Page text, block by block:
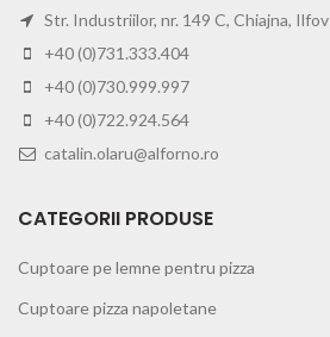
Str. Industriilor, nr. 149 C, Chiajna, Ilfov
+40 (0)731.333.404
+40 (0)730.999.997
+40 (0)722.924.564
catalin.olaru@alforno.ro
CATEGORII PRODUSE
Cuptoare pe lemne pentru pizza
Cuptoare pizza napoletane